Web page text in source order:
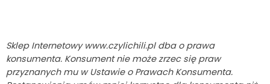
Sklep Internetowy www.czylichili.pldba o prawa
konsumenta. Konsument nie może zrzec się praw
przyznanych mu w Ustawie o Prawach Konsumenta.